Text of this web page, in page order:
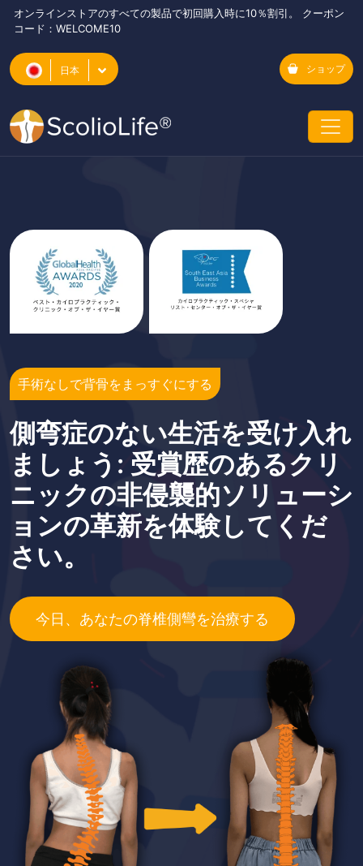
オンラインストアのすべての製品で初回購入時に10％割引。 クーポン
コード：WELCOME10
日本 ショップ
手術なしで背骨をまっすぐにする
側弯症のない生活を受け入れ
ましょう: 受賞歴のあるクリ
ニックの非侵襲的ソリューシ
ョンの革新を体験してくだ
さい。
今日、あなたの脊椎側彎を治療する